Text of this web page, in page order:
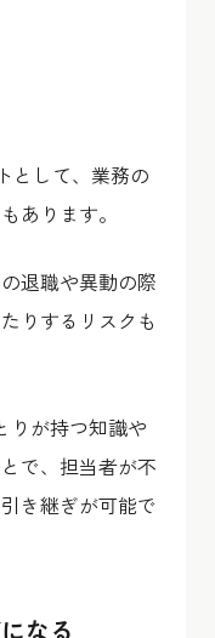
として、業務の
あります。
退職や異動の際
りするリスクも
りが持つ知識や
で、担当者が不
き継ぎが可能で
なる